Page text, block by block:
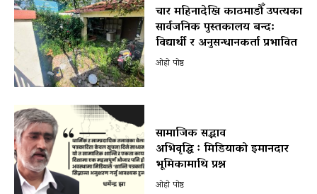
चार महिनादेखि काठमाडौँ उपत्यका
सार्वजनिक पुस्तकालय बन्द:
विद्यार्थी र अनुसन्धानकर्ता प्रभावित
ओहो पोष्ट
सामाजिक सद्भाव
अभिवृद्धि ः मिडियाको इमानदार
भूमिकामाथि प्रश्न
ओहो पोष्ट